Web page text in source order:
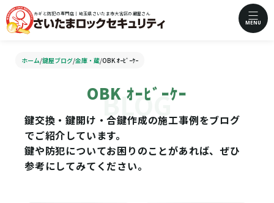
カギと防犯の専門店｜埼玉県さいたま市大宮区の鍵屋さん
MENU
ホーム/鍵屋ブログ/金庫・蔵/OBK ｵｰﾋﾞｰｹｰ
OBK ｵｰﾋﾞｰｹｰ
鍵交換・鍵開け・合鍵作成の施工事例をブログ
でご紹介しています。
鍵や防犯についてお困りのことがあれば、ぜひ
参考にしてみてください。